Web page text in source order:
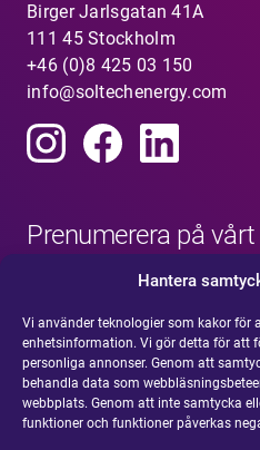
Hantera
Vi använder teknologier som kakor för
enhetsinformation. Vi gör detta för att
personliga annonser. Genom att
behandla data som
webbplats. Genom att inte samtycka
funktioner och funktioner påverkas
Birger Jarlsgatan 41A
111 45 Stockholm
+46 (0)8 425 03 150
info@soltechenergy.com
Prenumerera på